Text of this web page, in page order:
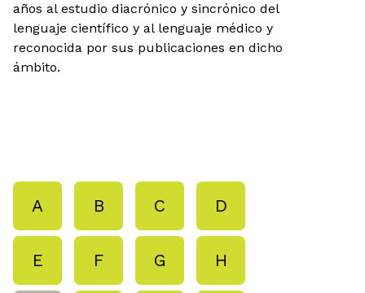
años al estudio diacrónico y sincrónico del
lenguaje científico y al lenguaje médico y
reconocida por sus publicaciones en dicho
ámbito.
A B C D
E F G H